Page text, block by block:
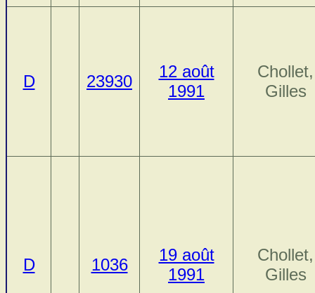
D 23930
12 août
1991
Chollet,
Gilles
D 1036
19 août
1991
Chollet,
Gilles